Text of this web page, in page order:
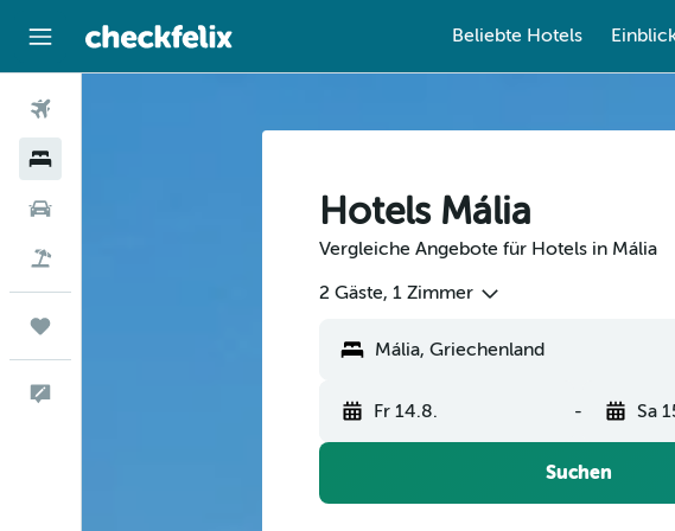
Beliebte Hotels
Hotels Mália
Vergleiche Angebote für Hotels in Mália
2 Gäste, 1 Zimmer
Fr 14.8. - Sa
Suchen